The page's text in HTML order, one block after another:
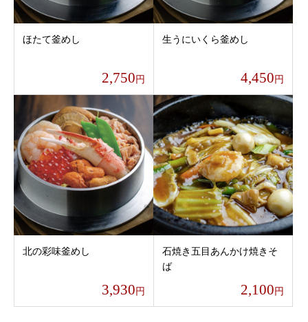
ほたて釜めし
2,750 円
生うにいくら釜めし
4,450 円
北の彩味釜めし
3,930円
石焼き五目あんかけ焼きそ
ば
2,100円